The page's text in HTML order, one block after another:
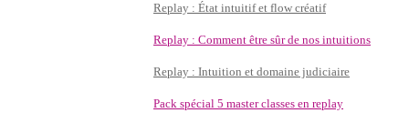
Replay : État intuitif et flow créatif
Replay : Comment être sûr de nos intuitions
Replay : Intuition et domaine judiciaire
Pack spécial 5 master classes en replay